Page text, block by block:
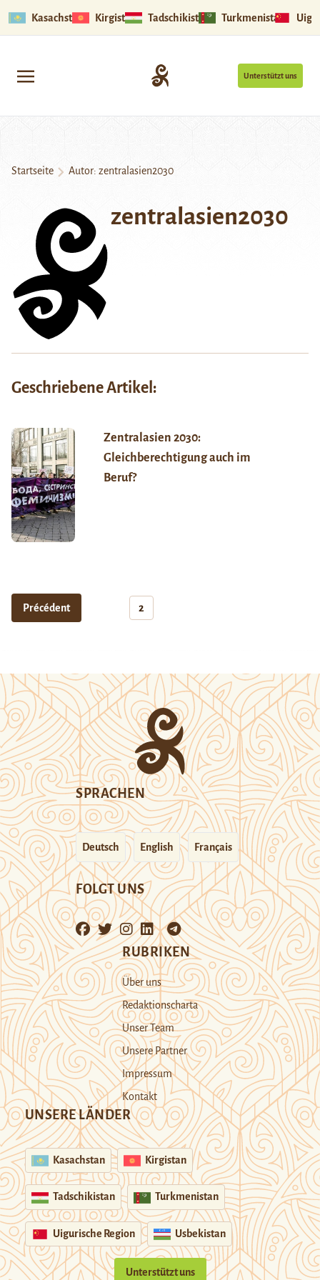
Kasachstan Kirgistan Tadschikistan Turkmenistan
Unterstützt uns
Startseite Autor: zentralasien2030
zentralasien2030
Geschriebene Artikel:
Zentralasien 2030:
Gleichberechtigung auch im
Beruf?
Précédent 2
SPRACHEN
Deutsch English Français
FOLGT UNS
RUBRIKEN
Über uns
Redaktionscharta
Unser Team
Unsere Partner
Impressum
Kontakt
UNSERE LÄNDER
Kasachstan Kirgistan
Tadschikistan Turkmenistan
Uigurische Region Usbekistan
Unterstützt uns